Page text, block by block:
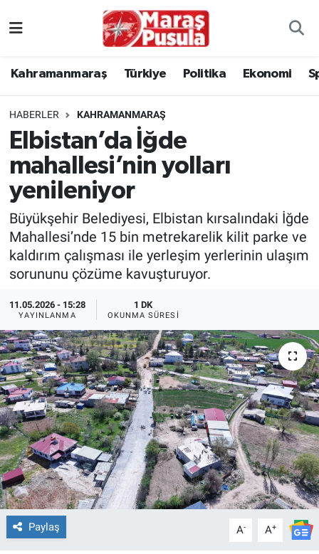
Kahramanmaraş Türkiye Politika Ekonomi
HABERLER KAHRAMANMARAŞ
Elbistan’da İğde
mahallesi’nin yolları
yenileniyor
Büyükşehir Belediyesi, Elbistan kırsalındaki İğde
Mahallesi’nde 15 bin metrekarelik kilit parke ve
kaldırım çalışması ile yerleşim yerlerinin ulaşım
sorununu çözüme kavuşturuyor.
11.05.2026 - 15:28
YAYINLANMA
1 DK
OKUNMA SÜRESI
Paylaş A- A+
Türkiye
Politika
Ekonomi
Spor
Kültür Sanat
Sağlık
TEKNOLOJİ
Dünya
İlçeler
MAGAZİN
Bilim, Teknoloji
ASAYİŞ
İstanbul Namaz Vakitleri
İstanbul Trafik Yoğunluk Haritası
Süper Lig Puan Durumu ve Fikstür
Tüm Manşetler
Son Dakika Haberleri
Haber Arşivi